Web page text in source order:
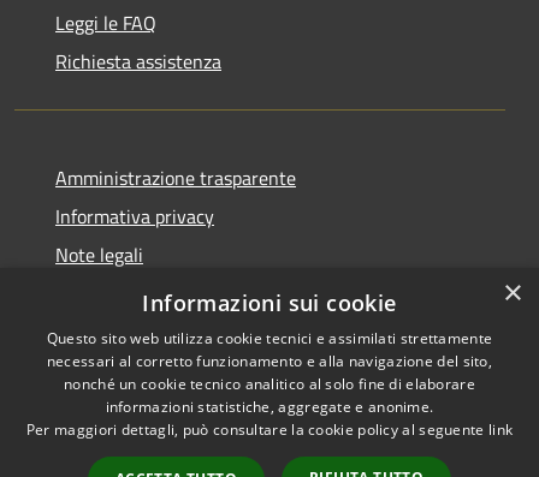
Leggi le FAQ
Richiesta assistenza
Amministrazione trasparente
Informativa privacy
Note legali
Dichiarazione di accessibilità
Accessibilità
Copyright © 2026 • Comune di
Auronzo di Cadore • Powered
×
Informazioni sui cookie
Questo sito web utilizza cookie tecnici e assimilati strettamente
necessari al corretto funzionamento e alla navigazione del sito,
nonché un cookie tecnico analitico al solo fine di elaborare
informazioni statistiche, aggregate e anonime.
Per maggiori dettagli, può consultare la cookie policy al seguente link